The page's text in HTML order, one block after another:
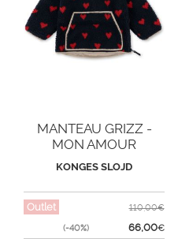
MANTEAU GRIZZ -
MON AMOUR
KONGES SLOJD
Outlet
(-40%)
110,00€
66,00€